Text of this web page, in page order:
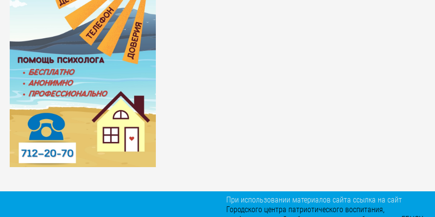
При использовании материалов сайта ссылка на сайт
Городского центра патриотического воспитания,